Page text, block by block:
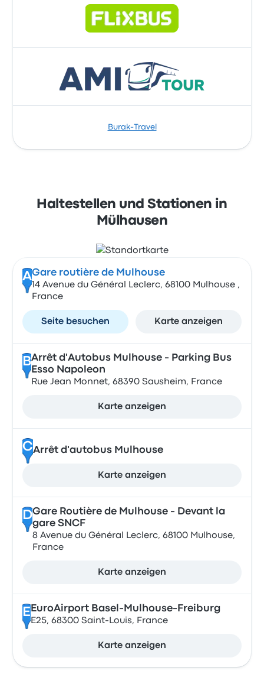
Burak-Travel
Haltestellen und Stationen in
Mülhausen
AGare routière de Mulhouse
14 Avenue du Général Leclerc, 68100 Mulhouse ,
France
Seite besuchen Karte anzeigen
BArrêt d'Autobus Mulhouse - Parking Bus
Esso Napoleon
Rue Jean Monnet, 68390 Sausheim, France
Karte anzeigen
CArrêt d'autobus Mulhouse
Karte anzeigen
DGare Routière de Mulhouse - Devant la
gare SNCF
8 Avenue du Général Leclerc, 68100 Mulhouse,
France
Karte anzeigen
E EuroAirport Basel-Mulhouse-Freiburg
E25, 68300 Saint-Louis, France
Karte anzeigen